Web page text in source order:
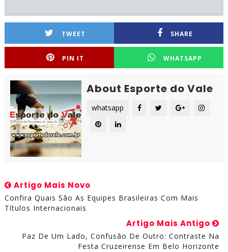
TWEET SHARE
PIN IT WHATSAPP
About Esporte do Vale
whatsapp
Artigo Mais Novo
Confira Quais São As Equipes Brasileiras Com Mais
Títulos Internacionais
Artigo Mais Antigo
Paz De Um Lado, Confusão De Outro: Contraste Na
Festa Cruzeirense Em Belo Horizonte